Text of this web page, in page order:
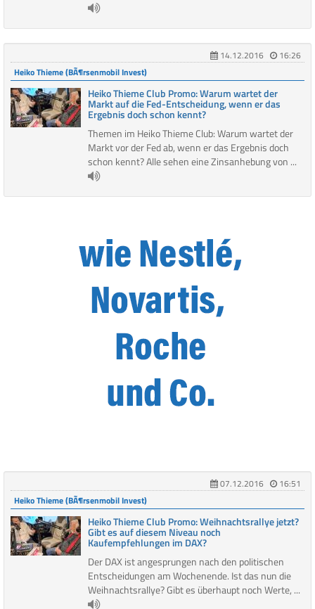
14.12.2016
16:26
Heiko Thieme (BÃ¶rsenmobil Invest)
Heiko Thieme Club Promo: Warum wartet der
Markt auf die Fed-Entscheidung, wenn er das
Ergebnis doch schon kennt?
Themen im Heiko Thieme Club: Warum wartet der
Markt vor der Fed ab, wenn er das Ergebnis doch
schon kennt? Alle sehen eine Zinsanhebung von ...
07.12.2016
16:51
Heiko Thieme (BÃ¶rsenmobil Invest)
Heiko Thieme Club Promo: Weihnachtsrallye jetzt?
Gibt es auf diesem Niveau noch
Kaufempfehlungen im DAX?
Der DAX ist angesprungen nach den politischen
Entscheidungen am Wochenende. Ist das nun die
Weihnachtsrallye? Gibt es überhaupt noch Werte, ...